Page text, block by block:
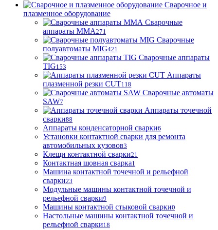
Сварочное и
плазменное оборудование
Сварочные
аппараты MMA271
Сварочные
полуавтоматы MIG421
Сварочные аппараты
TIG153
Аппараты
плазменной резки CUT118
Сварочные автоматы
SAW7
Аппараты точечной
сварки88
Аппараты конденсаторной сварки6
Установки контактной сварки для ремонта
автомобильных кузовов3
Клещи контактной сварки21
Контактная шовная сварка1
Машина контактной точечной и рельефной
сварки23
Модульные машины контактной точечной и
рельефной сварки9
Машины контактной стыковой сварки0
Настольные машины контактной точечной и
рельефной сварки18